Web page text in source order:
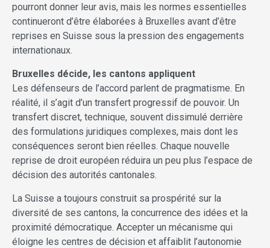
pourront donner leur avis, mais les normes essentielles
continueront d’être élaborées à Bruxelles avant d’être
reprises en Suisse sous la pression des engagements
internationaux.
Bruxelles décide, les cantons appliquent
Les défenseurs de l’accord parlent de pragmatisme. En
réalité, il s’agit d’un transfert progressif de pouvoir. Un
transfert discret, technique, souvent dissimulé derrière
des formulations juridiques complexes, mais dont les
conséquences seront bien réelles. Chaque nouvelle
reprise de droit européen réduira un peu plus l’espace de
décision des autorités cantonales.
La Suisse a toujours construit sa prospérité sur la
diversité de ses cantons, la concurrence des idées et la
proximité démocratique. Accepter un mécanisme qui
éloigne les centres de décision et affaiblit l’autonomie